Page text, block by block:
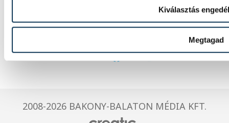
Kiválasztás
Megtagad
JOGI NYILATKOZAT
2008-2026 BAKONY-BALATON MÉDIA KFT.